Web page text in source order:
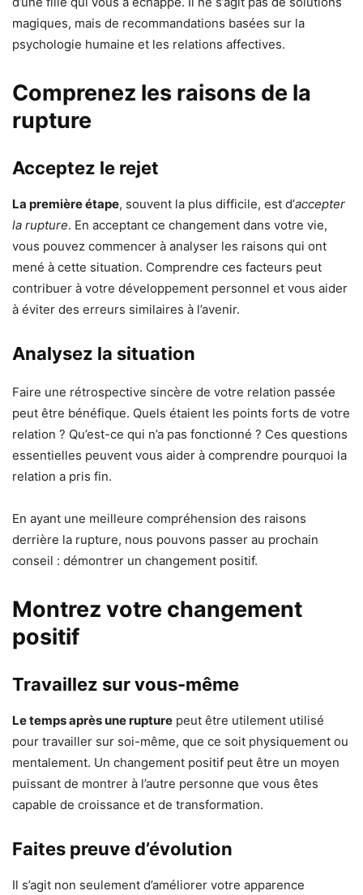
magiques, mais de recommandations basées sur la
psychologie humaine et les relations affectives.
Comprenez les raisons de la
rupture
Acceptez le rejet
La première étape, souvent la plus difficile, est d’accepter
la rupture. En acceptant ce changement dans votre vie,
vous pouvez commencer à analyser les raisons qui ont
mené à cette situation. Comprendre ces facteurs peut
contribuer à votre développement personnel et vous aider
à éviter des erreurs similaires à l’avenir.
Analysez la situation
Faire une rétrospective sincère de votre relation passée
peut être bénéfique. Quels étaient les points forts de votre
relation ? Qu’est-ce qui n’a pas fonctionné ? Ces questions
essentielles peuvent vous aider à comprendre pourquoi la
relation a pris fin.
En ayant une meilleure compréhension des raisons
derrière la rupture, nous pouvons passer au prochain
conseil : démontrer un changement positif.
Montrez votre changement
positif
Travaillez sur vous-même
Le temps après une rupture peut être utilement utilisé
pour travailler sur soi-même, que ce soit physiquement ou
mentalement. Un changement positif peut être un moyen
puissant de montrer à l’autre personne que vous êtes
capable de croissance et de transformation.
Faites preuve d’évolution
Il s’agit non seulement d’améliorer votre apparence